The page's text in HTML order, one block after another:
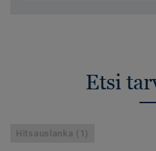
Etsi
Hitsauslanka (1)